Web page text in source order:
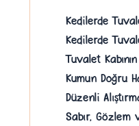
Kedilerde
Kedilerde
Tuvalet
Kumun Doğru
Düzenli
Sabır, Gözlem